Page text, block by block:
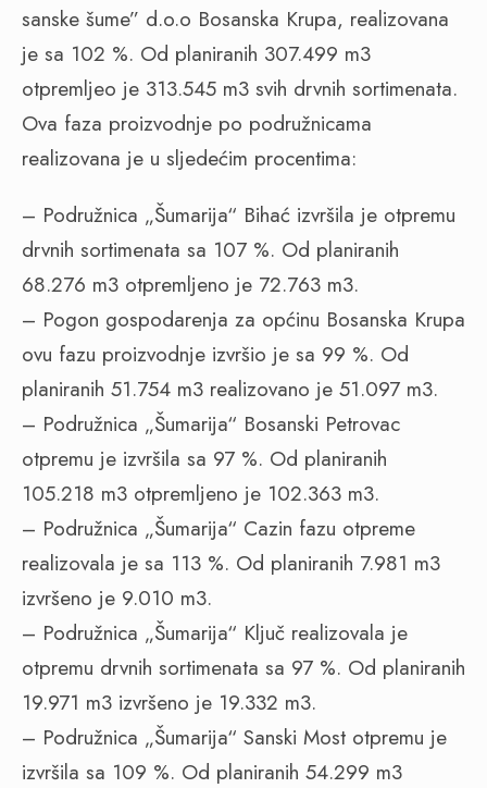
sanske šume” d.o.o Bosanska Krupa, realizovana
je sa 102 %. Od planiranih 307.499 m3
otpremljeo je 313.545 m3 svih drvnih sortimenata.
Ova faza proizvodnje po podružnicama
realizovana je u sljedećim procentima:
– Podružnica „Šumarija“ Bihać izvršila je otpremu
drvnih sortimenata sa 107 %. Od planiranih
68.276 m3 otpremljeno je 72.763 m3.
– Pogon gospodarenja za općinu Bosanska Krupa
ovu fazu proizvodnje izvršio je sa 99 %. Od
planiranih 51.754 m3 realizovano je 51.097 m3.
– Podružnica „Šumarija“ Bosanski Petrovac
otpremu je izvršila sa 97 %. Od planiranih
105.218 m3 otpremljeno je 102.363 m3.
– Podružnica „Šumarija“ Cazin fazu otpreme
realizovala je sa 113 %. Od planiranih 7.981 m3
izvršeno je 9.010 m3.
– Podružnica „Šumarija“ Ključ realizovala je
otpremu drvnih sortimenata sa 97 %. Od planiranih
19.971 m3 izvršeno je 19.332 m3.
– Podružnica „Šumarija“ Sanski Most otpremu je
izvršila sa 109 %. Od planiranih 54.299 m3